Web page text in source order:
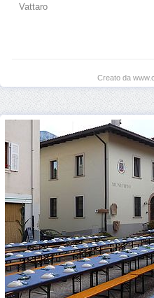
Vattaro
Creato da